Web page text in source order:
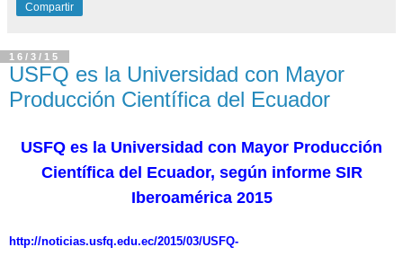
Compartir
16/3/15
USFQ es la Universidad con Mayor
Producción Científica del Ecuador
USFQ es la Universidad con Mayor Producción
Científica del Ecuador, según informe SIR
Iberoamérica 2015
http://noticias.usfq.edu.ec/2015/03/USFQ-